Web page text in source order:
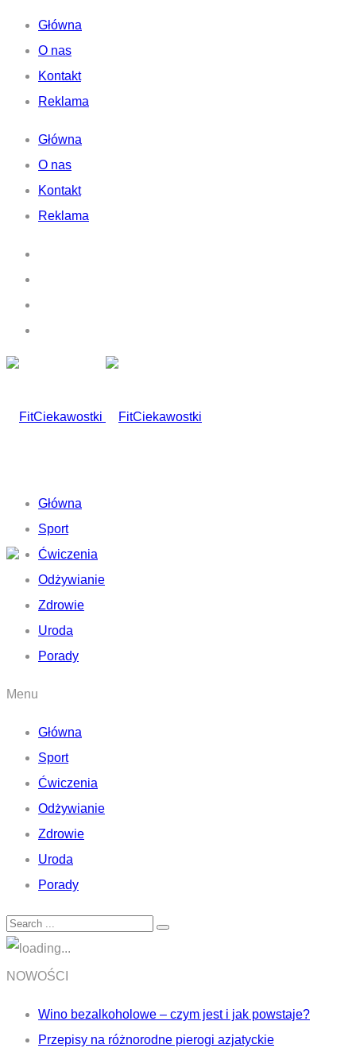
Główna
O nas
Kontakt
Reklama
Główna
O nas
Kontakt
Reklama
Główna
Sport
Ćwiczenia
Odżywianie
Zdrowie
Uroda
Porady
Menu
Główna
Sport
Ćwiczenia
Odżywianie
Zdrowie
Uroda
Porady
NOWOŚCI
Wino bezalkoholowe – czym jest i jak powstaje?
Przepisy na różnorodne pierogi azjatyckie